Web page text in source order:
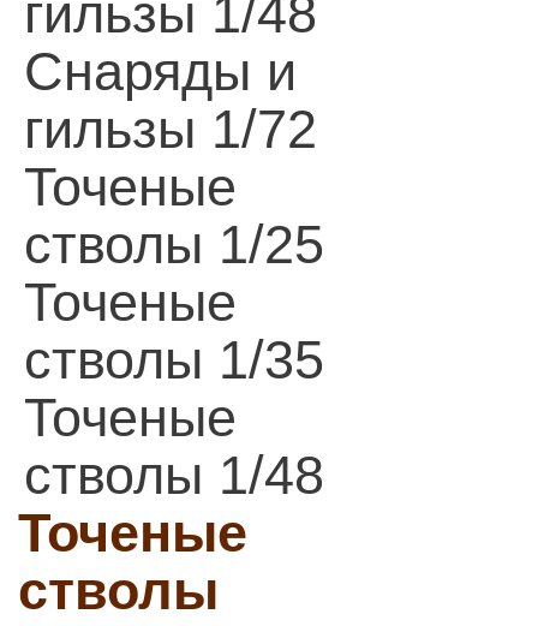
гильзы 1/48
Снаряды и
гильзы 1/72
Точеные
стволы 1/25
Точеные
стволы 1/35
Точеные
стволы 1/48
Точеные
стволы